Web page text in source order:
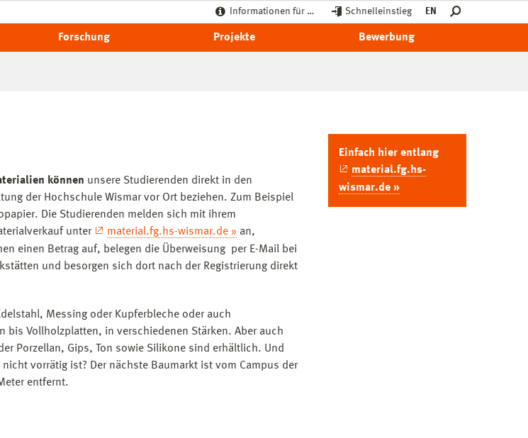
Informationen für … Schnelleinstieg EN
Forschung Projekte Bewerbung
können unsere Studierenden direkt in den
der Hochschule Wismar vor Ort beziehen. Zum Beispiel
Die Studierenden melden sich mit ihrem
unter
material.fg.hs-wismar.de » an,
einen Betrag auf, belegen die Überweisung per E-Mail bei
und besorgen sich dort nach der Registrierung direkt
Messing oder Kupferbleche oder auch
bis Vollholzplatten, in verschiedenen Stärken. Aber auch
Porzellan, Gips, Ton sowie Silikone sind erhältlich. Und
vorrätig ist? Der nächste Baumarkt ist vom Campus der
entfernt.
Einfach hier entlang
material.fg.hs-
wismar.de »